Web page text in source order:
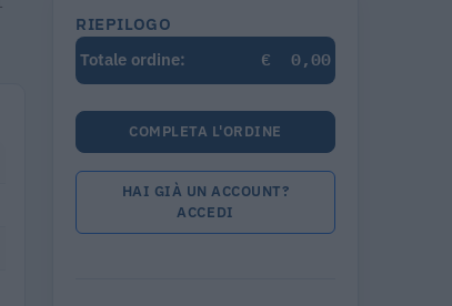
RIEPILOGO
Totale ordine:
€ 0,00
COMPLETA L'ORDINE
HAI GIÀ UN ACCOUNT?
ACCEDI